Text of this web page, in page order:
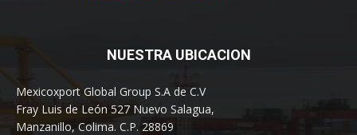
NUESTRA UBICACION
Mexicoxport Global Group S.A de C.V
Fray Luis de León 527 Nuevo Salagua,
Manzanillo, Colima. C.P. 28869